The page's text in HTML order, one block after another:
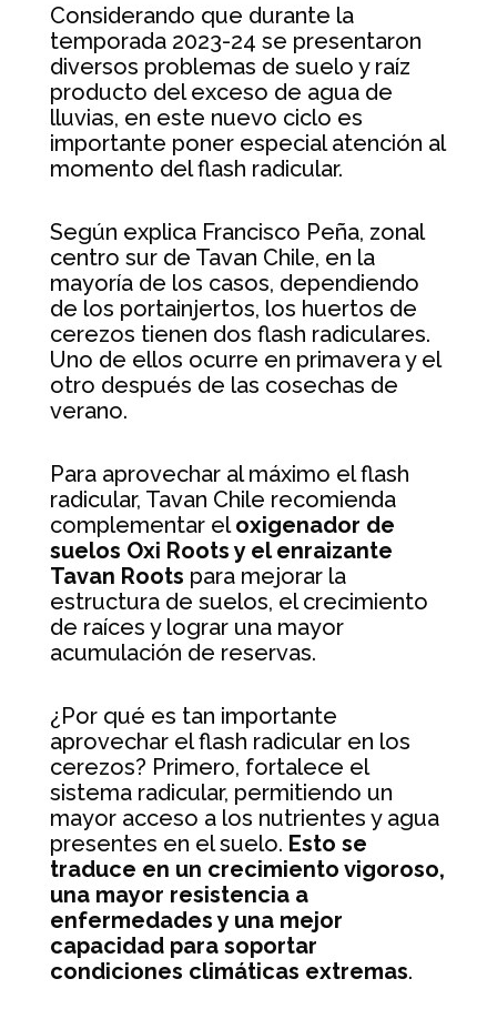
Considerando que durante la
temporada 2023-24 se presentaron
diversos problemas de suelo y raíz
producto del exceso de agua de
lluvias, en este nuevo ciclo es
importante poner especial atención al
momento del flash radicular.
Según explica Francisco Peña, zonal
centro sur de Tavan Chile, en la
mayoría de los casos, dependiendo
de los portainjertos, los huertos de
cerezos tienen dos flash radiculares.
Uno de ellos ocurre en primavera y el
otro después de las cosechas de
verano.
Para aprovechar al máximo el flash
radicular, Tavan Chile recomienda
complementar eloxigenador de
suelos Oxi Roots y el enraizante
Tavan Roots para mejorar la
estructura de suelos, el crecimiento
de raíces y lograr una mayor
acumulación de reservas.
¿Por qué es tan importante
aprovechar el flash radicular en los
cerezos? Primero, fortalece el
sistema radicular, permitiendo un
mayor acceso a los nutrientes y agua
presentes en el suelo. Esto se
traduce en un crecimiento vigoroso,
una mayor resistencia a
enfermedades y una mejor
capacidad para soportar
condiciones climáticas extremas.